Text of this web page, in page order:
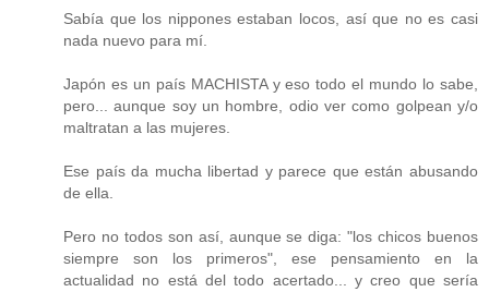
Sabía que los nippones estaban locos, así que no es casi
nada nuevo para mí.
Japón es un país MACHISTA y eso todo el mundo lo sabe,
pero... aunque soy un hombre, odio ver como golpean y/o
maltratan a las mujeres.
Ese país da mucha libertad y parece que están abusando
de ella.
Pero no todos son así, aunque se diga: "los chicos buenos
siempre son los primeros", ese pensamiento en la
actualidad no está del todo acertado... y creo que sería